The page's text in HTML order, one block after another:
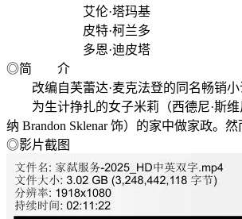
艾伦·塔玛基
皮特·柯兰多
多恩·迪皮塔
◎简 介
改编自芙蕾达·麦克法登的同名畅销小
为生计挣扎的女子米莉（西德尼·斯维尼
纳 Brandon Sklenar 饰）的家中做家政。
◎影片截图